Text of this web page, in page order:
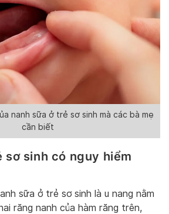
nanh sữa ở trẻ sơ sinh mà các bà mẹ
cần biết
sơ sinh có nguy hiểm
sữa ở trẻ sơ sinh là u nang nằm
răng nanh của hàm răng trên,